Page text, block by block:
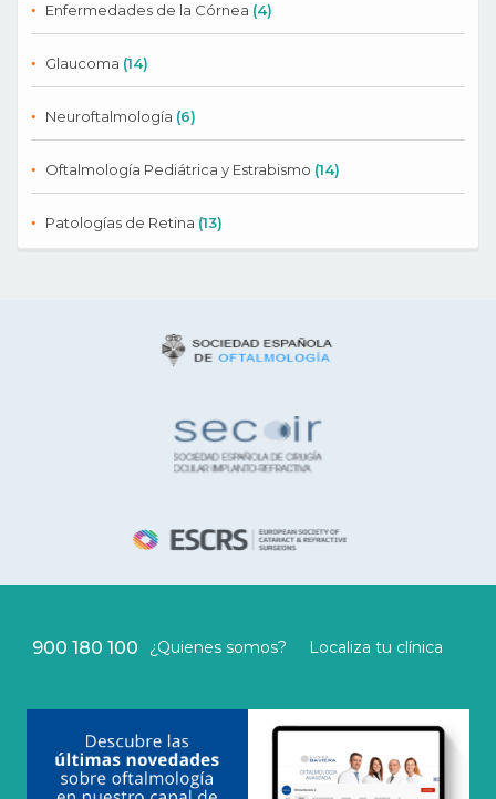
Enfermedades de la Córnea (4)
Glaucoma (14)
Neuroftalmología (6)
Oftalmología Pediátrica y Estrabismo (14)
Patologías de Retina (13)
900 180 100 ¿Quienes somos? Localiza tu clínica